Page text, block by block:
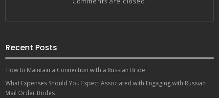
Recent Posts
How to Maintain a Connection with a Russian Bride
What Expenses Should You Expect Associated with Engaging with Russian
Mail Order Brides